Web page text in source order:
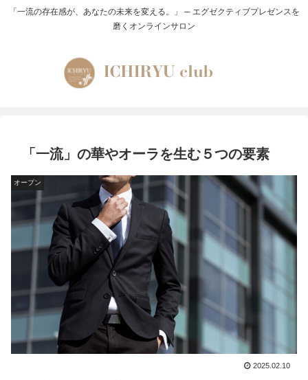
「一流の存在感が、あなたの未来を変える。」 ─ エグゼクティブプレゼンスを
磨くオンラインサロン
「一流」の華やオーラを生む５つの要素
オープン
2025.02.10